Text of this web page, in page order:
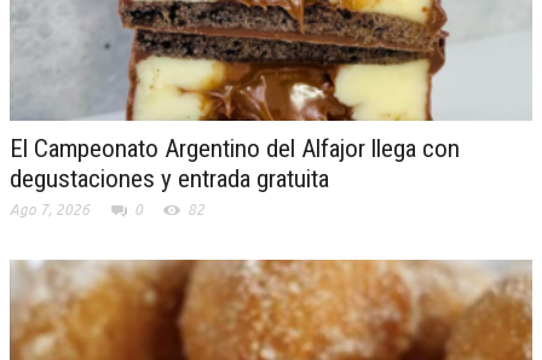
El Campeonato Argentino del Alfajor llega con
degustaciones y entrada gratuita
Ago 7, 2026 0 82